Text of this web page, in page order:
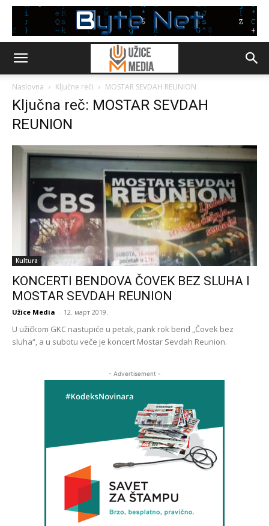
Naslovna Ključne reči MOSTAR SEVDAH REUNION
Ključna reč: MOSTAR SEVDAH
REUNION
Kultura
KONCERTI BENDOVA ČOVEK BEZ SLUHA I
MOSTAR SEVDAH REUNION
Užice Media - 12. март 2019.
U užičkom GKC nastupiće u petak, pank rok bend „Čovek bez
sluha“, a u subotu veče je koncert Mostar Sevdah Reunion.
- Advertisement -